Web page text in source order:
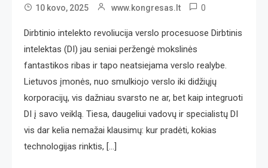
10 kovo, 2025 www.kongresas.lt 0
Dirbtinio intelekto revoliucija verslo procesuose Dirbtinis
intelektas (DI) jau seniai peržengė mokslinės
fantastikos ribas ir tapo neatsiejama verslo realybe.
Lietuvos įmonės, nuo smulkiojo verslo iki didžiųjų
korporacijų, vis dažniau svarsto ne ar, bet kaip integruoti
DI į savo veiklą. Tiesa, daugeliui vadovų ir specialistų DI
vis dar kelia nemažai klausimų: kur pradėti, kokias
technologijas rinktis, […]